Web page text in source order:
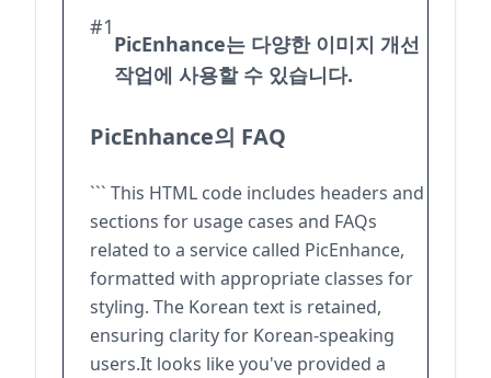
#1
PicEnhance는 다양한 이미지 개선
작업에 사용할 수 있습니다.
PicEnhance의 FAQ
``` This HTML code includes headers and
sections for usage cases and FAQs
related to a service called PicEnhance,
formatted with appropriate classes for
styling. The Korean text is retained,
ensuring clarity for Korean-speaking
users.It looks like you've provided a